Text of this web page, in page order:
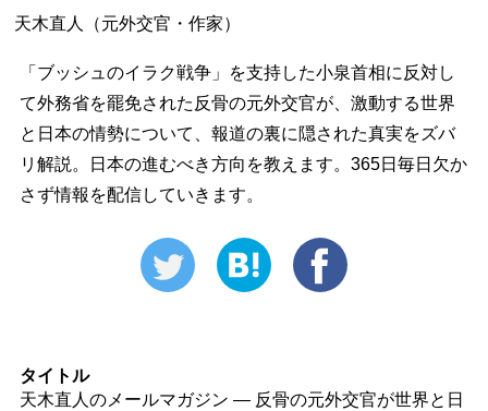
天木直人（元外交官・作家）
「ブッシュのイラク戦争」を支持した小泉首相に反対し
て外務省を罷免された反骨の元外交官が、激動する世界
と日本の情勢について、報道の裏に隠された真実をズバ
リ解説。日本の進むべき方向を教えます。365日毎日欠か
さず情報を配信していきます。
タイトル
天木直人のメールマガジン ― 反骨の元外交官が世界と日